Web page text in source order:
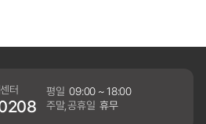
터 평일 09:00 ~ 18:00
주말,공휴일 휴무